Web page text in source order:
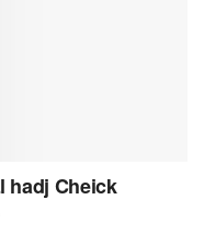
hadj Cheick